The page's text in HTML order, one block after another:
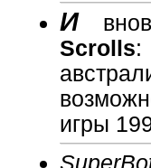
И
Scrolls
игры